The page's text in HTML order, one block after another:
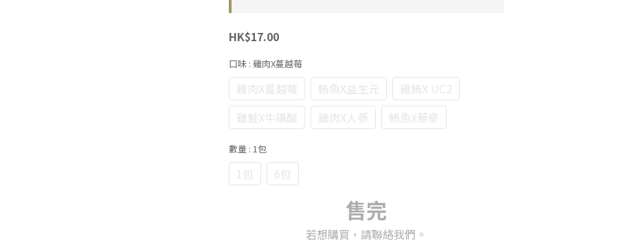
HK$17.00
口味 : 雞肉X蔓越莓
雞肉X蔓越莓 鮪魚X益生元
雞鮪X UC2
雞鮭X牛磺酸
雞肉X人蔘 鮪魚X藜麥
數量 : 1包
1包 6包
售完
若想購買，請聯絡我們。